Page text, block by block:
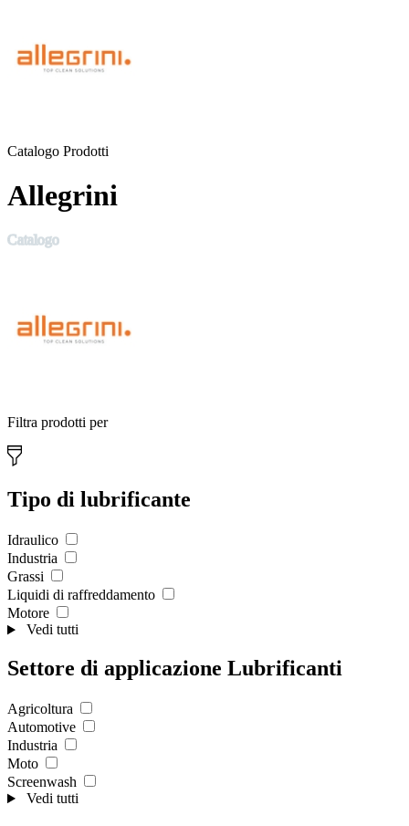
Catalogo Prodotti
Allegrini
Catalogo
Filtra prodotti per
Tipo di lubrificante
Idraulico
Industria
Grassi
Liquidi di raffreddamento
Motore
Vedi tutti
Settore di applicazione Lubrificanti
Agricoltura
Automotive
Industria
Moto
Screenwash
Vedi tutti